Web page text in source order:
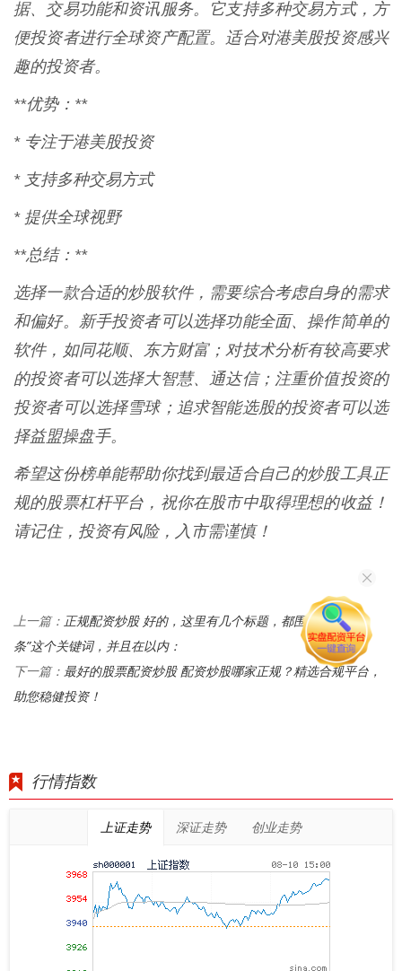
据、交易功能和资讯服务。它支持多种交易方式，方
便投资者进行全球资产配置。适合对港美股投资感兴
趣的投资者。
**优势：**
* 专注于港美股投资
* 支持多种交易方式
* 提供全球视野
**总结：**
选择一款合适的炒股软件，需要综合考虑自身的需求
和偏好。新手投资者可以选择功能全面、操作简单的
软件，如同花顺、东方财富；对技术分析有较高要求
的投资者可以选择大智慧、通达信；注重价值投资的
投资者可以选择雪球；追求智能选股的投资者可以选
择益盟操盘手。
希望这份榜单能帮助你找到最适合自己的炒股工具正
规的股票杠杆平台，祝你在股市中取得理想的收益！
请记住，投资有风险，入市需谨慎！
上一篇： 正规配资炒股 好的，这里有几个标题，都围绕“配资头
条”这个关键词，并且在以内：
下一篇： 最好的股票配资炒股 配资炒股哪家正规？精选合规平台，
助您稳健投资！
行情指数
上证走势 深证走势 创业走势